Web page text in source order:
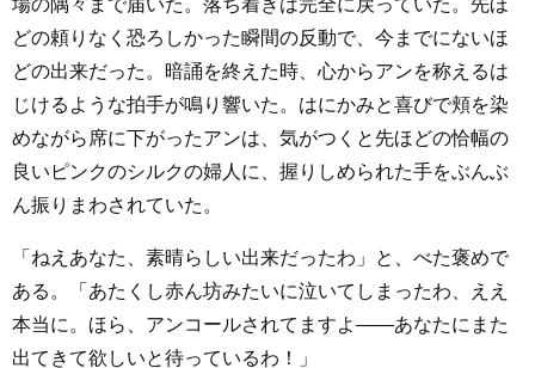
どの頼りなく恐ろしかった瞬間の反動で、今までにないほ
どの出来だった。暗誦を終えた時、心からアンを称えるは
じけるような拍手が鳴り響いた。はにかみと喜びで頬を染
めながら席に下がったアンは、気がつくと先ほどの恰幅の
良いピンクのシルクの婦人に、握りしめられた手をぶんぶ
ん振りまわされていた。
「ねえあなた、素晴らしい出来だったわ」と、べた褒めで
ある。「あたくし赤ん坊みたいに泣いてしまったわ、ええ
本当に。ほら、アンコールされてますよ――あなたにまた
出てきて欲しいと待っているわ！」